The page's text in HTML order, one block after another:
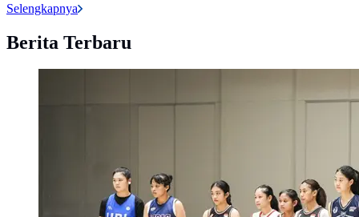
Selengkapnya
Berita Terbaru